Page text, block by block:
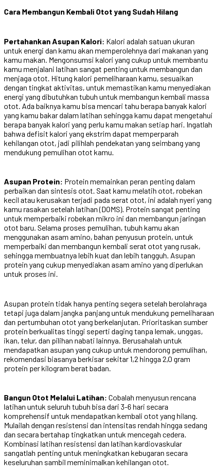
Cara Membangun Kembali Otot yang Sudah Hilang
Pertahankan Asupan Kalori: Kalori adalah satuan ukuran
untuk energi dan kamu akan memperolehnya dari makanan yang
kamu makan. Mengonsumsi kalori yang cukup untuk membantu
kamu menjalani latihan sangat penting untuk membangun dan
menjaga otot. Hitung kalori pemeliharaan kamu, sesuaikan
dengan tingkat aktivitas, untuk memastikan kamu menyediakan
energi yang dibutuhkan tubuh untuk membangun kembali massa
otot. Ada baiknya kamu bisa mencari tahu berapa banyak kalori
yang kamu bakar dalam latihan sehingga kamu dapat mengetahui
berapa banyak kalori yang perlu kamu makan setiap hari. Ingatlah
bahwa defisit kalori yang ekstrim dapat memperparah
kehilangan otot, jadi pilihlah pendekatan yang seimbang yang
mendukung pemulihan otot kamu.
Asupan Protein: Protein memainkan peran penting dalam
perbaikan dan sintesis otot. Saat kamu melatih otot, robekan
kecil atau kerusakan terjadi pada serat otot, ini adalah nyeri yang
kamu rasakan setelah latihan (DOMS). Protein sangat penting
untuk memperbaiki robekan mikro ini dan membangun jaringan
otot baru. Selama proses pemulihan, tubuh kamu akan
menggunakan asam amino, bahan penyusun protein, untuk
memperbaiki dan membangun kembali serat otot yang rusak,
sehingga membuatnya lebih kuat dan lebih tangguh. Asupan
protein yang cukup menyediakan asam amino yang diperlukan
untuk proses ini.
Asupan protein tidak hanya penting segera setelah berolahraga
tetapi juga dalam jangka panjang untuk mendukung pemeliharaan
dan pertumbuhan otot yang berkelanjutan. Prioritaskan sumber
protein berkualitas tinggi seperti daging tanpa lemak, unggas,
ikan, telur, dan pilihan nabati lainnya. Berusahalah untuk
mendapatkan asupan yang cukup untuk mendorong pemulihan,
rekomendasi biasanya berkisar sekitar 1,2 hingga 2,0 gram
protein per kilogram berat badan.
Bangun Otot Melalui Latihan: Cobalah menyusun rencana
latihan untuk seluruh tubuh bisa dari 3-6 hari secara
komprehensif untuk mendapatkan kembali otot yang hilang.
Mulailah dengan resistensi dan intensitas rendah hingga sedang
dan secara bertahap tingkatkan untuk mencegah cedera.
Kombinasi latihan resistensi dan latihan kardiovaskular
sangatlah penting untuk meningkatkan kebugaran secara
keseluruhan sambil meminimalkan kehilangan otot.